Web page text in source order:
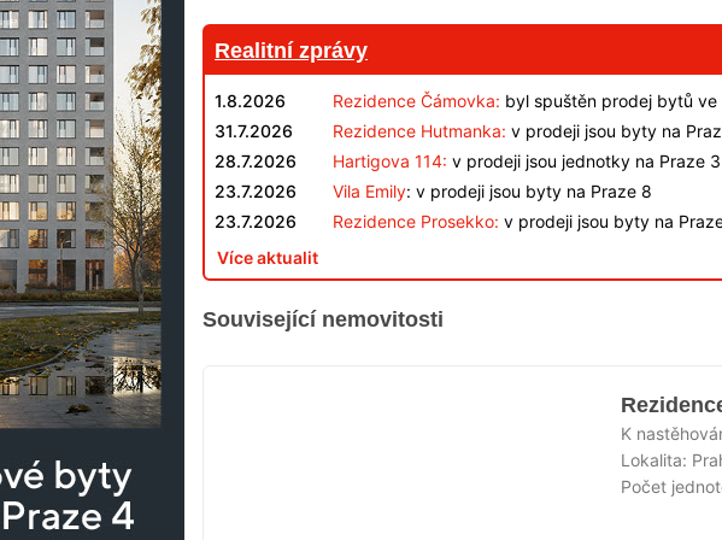
Realitní zprávy
1.8.2026 Rezidence Čámovka: byl spuštěn prodej bytů ve
31.7.2026
Rezidence Hutmanka: v prodeji jsou byty na
28.7.2026
Hartigova 114: v prodeji jsou jednotky na Praze 3
23.7.2026
Vila Emily: v prodeji jsou byty na Praze 8
23.7.2026
Rezidence Prosekko: v prodeji jsou byty na
Více aktualit
Související nemovitosti
K
Lokalita:
Počet